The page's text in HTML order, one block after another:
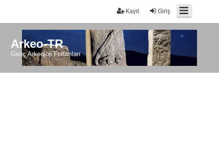
Giriş
Kayıt
Arkeo-TR
Genç Arkeoloji Forumları